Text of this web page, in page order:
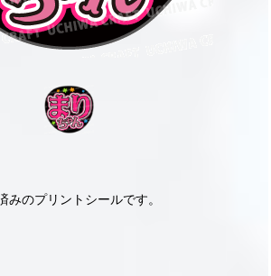
みのプリントシールです。